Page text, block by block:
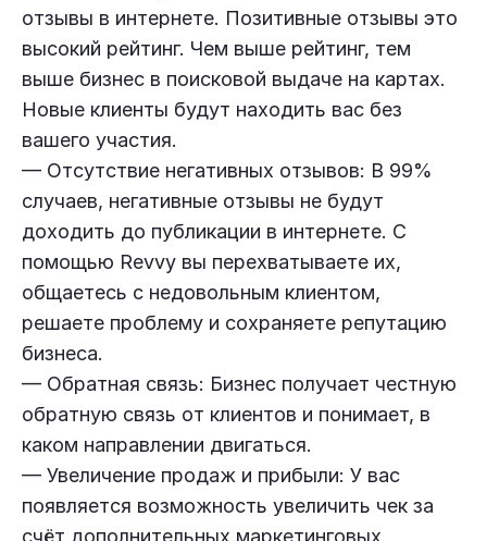
отзывы в интернете. Позитивные отзывы это
высокий рейтинг. Чем выше рейтинг, тем
выше бизнес в поисковой выдаче на картах.
Новые клиенты будут находить вас без
вашего участия.
— Отсутствие негативных отзывов: В 99%
случаев, негативные отзывы не будут
доходить до публикации в интернете. С
помощью Revvy вы перехватываете их,
общаетесь с недовольным клиентом,
решаете проблему и сохраняете репутацию
бизнеса.
— Обратная связь: Бизнес получает честную
обратную связь от клиентов и понимает, в
каком направлении двигаться.
— Увеличение продаж и прибыли: У вас
появляется возможность увеличить чек за
счёт дополнительных маркетинговых